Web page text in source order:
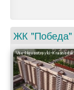
ЖК "Победа"